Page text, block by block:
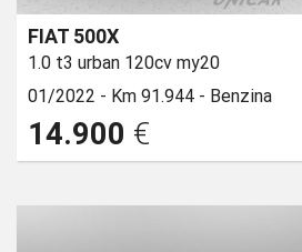
FIAT 500X
1.0 t3 urban 120cv my20
01/2022 - Km 91.944 - Benzina
14.900 €